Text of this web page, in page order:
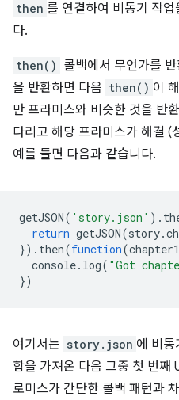
then 를 연결하여 비동기 작
다.
then() 콜백에서 무언가를
을 반환하면 다음 then() 이
만 프라미스와 비슷한 것을 반
다리고 해당 프라미스가 해결 (
예를 들면 다음과 같습니다.
getJSON( 'story.json' ).
return getJSON(story.
}). then(function(chapter1
console. log( "Got
})
여기서는 story.json 에 비동
합을 가져온 다음 그중 첫 번째
로미스가 간단한 콜백 패턴과